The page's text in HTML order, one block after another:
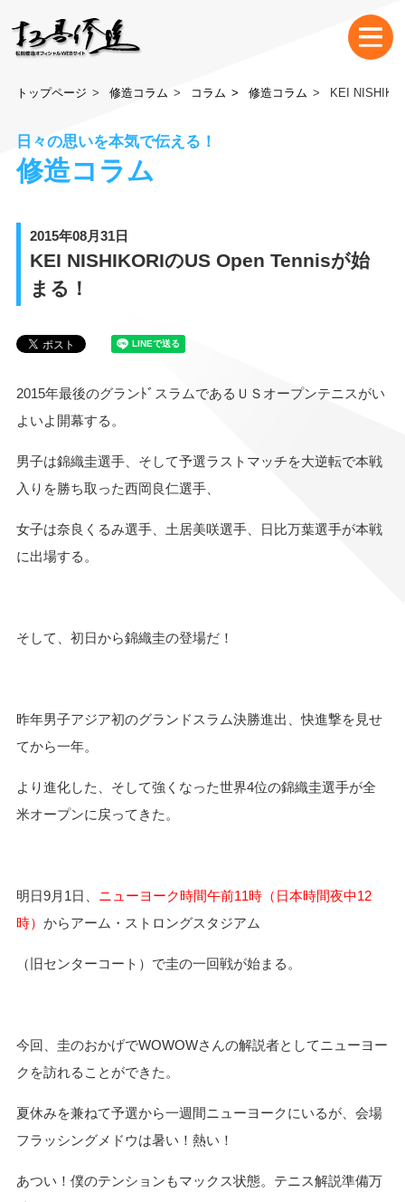
トップページ 修造コラム コラム 修造コラム KEI
日々の思いを本気で伝える！
修造コラム
2015年08月31日
KEI NISHIKORIのUS Open Tennisが始
まる！
2015年最後のグランﾄﾞスラムであるＵＳオープンテニスがい
よいよ開幕する。
男子は錦織圭選手、そして予選ラストマッチを大逆転で本戦
入りを勝ち取った西岡良仁選手、
女子は奈良くるみ選手、土居美咲選手、日比万葉選手が本戦
に出場する。
そして、初日から錦織圭の登場だ！
昨年男子アジア初のグランドスラム決勝進出、快進撃を見せ
てから一年。
より進化した、そして強くなった世界4位の錦織圭選手が全
米オープンに戻ってきた。
明日9月1日、 ニューヨーク時間午前11時（日本時間夜中12
時） からアーム・ストロングスタジアム
（旧センターコート）で圭の一回戦が始まる。
今回、圭のおかげでWOWOWさんの解説者としてニューヨー
クを訪れることができた。
夏休みを兼ねて予選から一週間ニューヨークにいるが、会場
フラッシングメドウは暑い！熱い！
あつい！僕のテンションもマックス状態。テニス解説準備万